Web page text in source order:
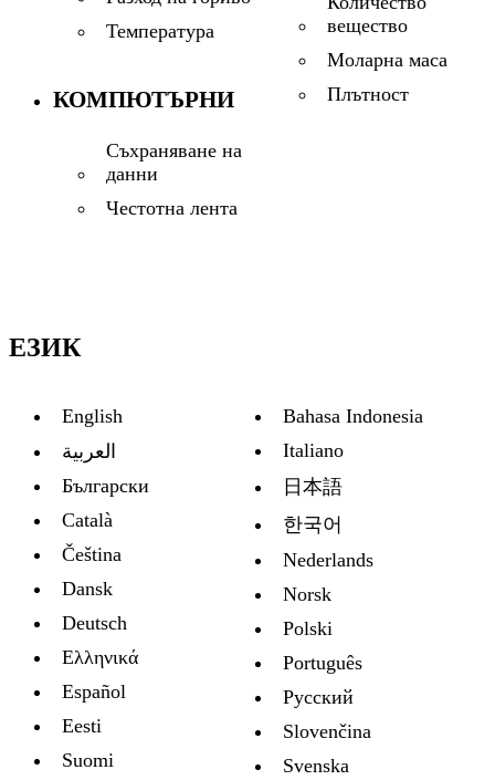
Температура
КОМПЮТЪРНИ
Съхраняване на
данни
Честотна лента
вещество
Моларна маса
Плътност
ЕЗИК
English
العربية
Български
Català
Čeština
Dansk
Deutsch
Ελληνικά
Español
Eesti
Suomi
Bahasa Indonesia
Italiano
日本語
한국어
Nederlands
Norsk
Polski
Português
Русский
Slovenčina
Svenska